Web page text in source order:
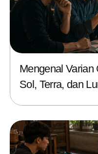
Mengenal
Sol, Terra, dan